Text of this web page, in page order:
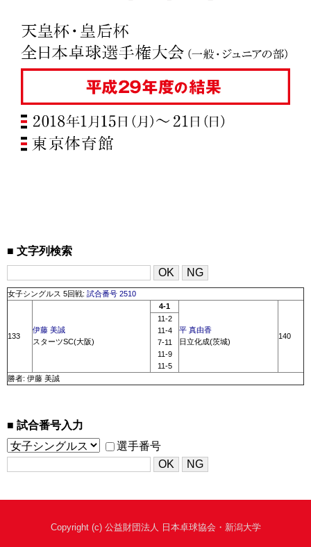
文字列検索
女子シングルス 5回戦: 試合番号 2510
133
伊藤 美誠
スターツSC(大阪)
4-1
平 真由香
日立化成(茨城)
140
11-2
11-4
7-11
11-9
11-5
勝者: 伊藤 美誠
試合番号入力
選手番号
Copyright (c) 公益財団法人 日本卓球協会・新潟大学